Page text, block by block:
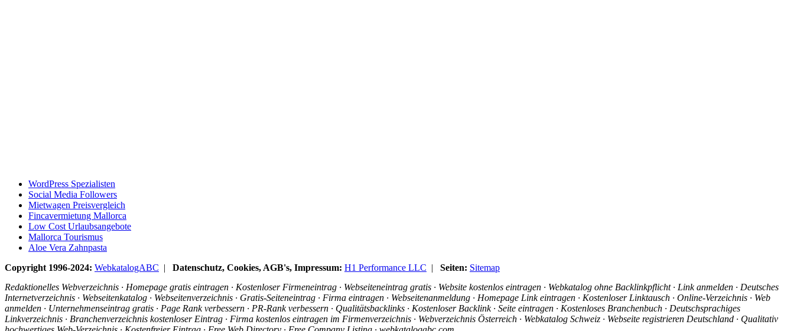
WordPress Spezialisten
Social Media Followers
Mietwagen Preisvergleich
Fincavermietung Mallorca
Low Cost Urlaubsangebote
Mallorca Tourismus
Aloe Vera Zahnpasta
Copyright 1996-2024: WebkatalogABC | Datenschutz, Cookies, AGB's, Impressum: H1 Performance LLC | Seiten: Sitemap
Redaktionelles Webverzeichnis · Homepage gratis eintragen · Kostenloser Firmeneintrag · Webseiteneintrag gratis · Website kostenlos eintragen · Webkatalog ohne Backlinkpflicht · Link anmelden · Deutsches
Internetverzeichnis · Webseitenkatalog · Webseitenverzeichnis · Gratis-Seiteneintrag · Firma eintragen · Webseitenanmeldung · Homepage Link eintragen · Kostenloser Linktausch · Online-Verzeichnis · Web
anmelden · Unternehmenseintrag gratis · Page Rank verbessern · PR-Rank verbessern · Qualitätsbacklinks · Kostenloser Backlink · Seite eintragen · Kostenloses Branchenbuch · Deutschsprachiges
Linkverzeichnis · Branchenverzeichnis kostenloser Eintrag · Firma kostenlos eintragen im Firmenverzeichnis · Webverzeichnis Österreich · Webkatalog Schweiz · Webseite registrieren Deutschland · Qualitativ